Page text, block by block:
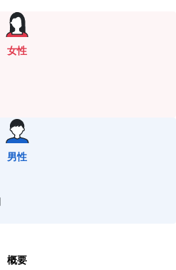
女性
男性
概要